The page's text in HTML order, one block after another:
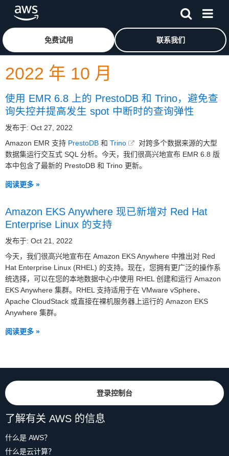
跳至主要内容
免费试用 联系我们
2022 年 10 月
使用 EMR 6.8 上的 PrestoDB 和 Trino，避免查
询失控并提高发生 spot 中断时的查询弹性
发布于: Oct 27, 2022
Amazon EMR 支持 PrestoDB 和 Trino
对跨多个数据来源的大型
数据集运行交互式 SQL 分析。今天，我们很高兴地宣布 EMR 6.8 版
本中包含了最新的 PrestoDB 和 Trino 更新。
阅读更多 »
Amazon EKS Anywhere 现已新增对 Red Hat
Enterprise Linux 的支持
发布于: Oct 21, 2022
今天，我们很高兴地宣布在 Amazon EKS Anywhere 中推出对 Red
Hat Enterprise Linux (RHEL) 的支持。现在，您拥有更广泛的操作系
统选择，可以在您的本地数据中心中使用 RHEL 创建和运行 Amazon
EKS Anywhere 集群。RHEL 支持适用于在 VMware vSphere、
Apache CloudStack 或直接在裸机服务器上运行的 Amazon EKS
Anywhere 集群。
阅读更多 »
登录控制台
了解有关 AWS 的信息
什么是 AWS？
什么是云计算？